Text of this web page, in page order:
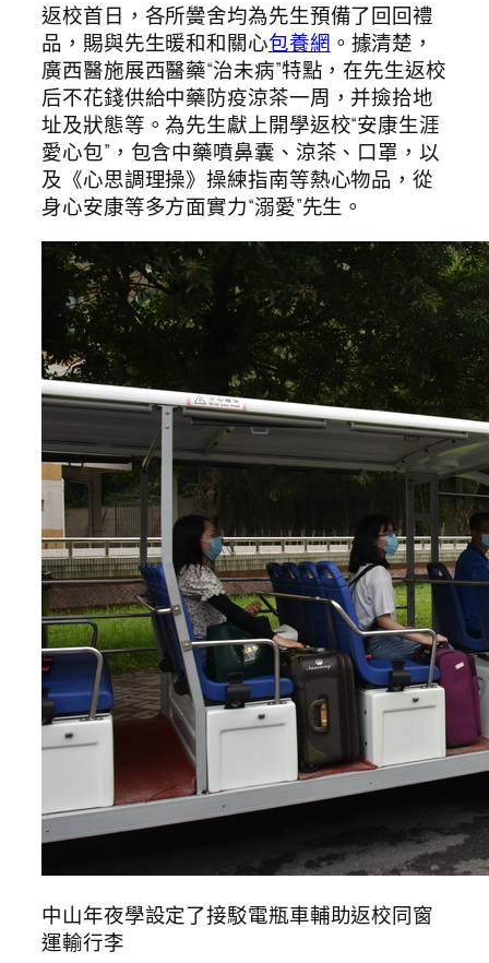
返校首日，各所黌舍均為先生預備了回回禮
品，賜與先生暖和和關心包養網 。據清楚，
廣西醫施展西醫藥“治未病”特點，在先生返校
后不花錢供給中藥防疫涼茶一周，并撿拾地
址及狀態等。為先生獻上開學返校“安康生涯
愛心包”，包含中藥噴鼻囊、涼茶、口罩，以
及《心思調理操》操練指南等熱心物品，從
身心安康等多方面實力“溺愛”先生。
中山年夜學設定了接駁電瓶車輔助返校同窗
運輸行李